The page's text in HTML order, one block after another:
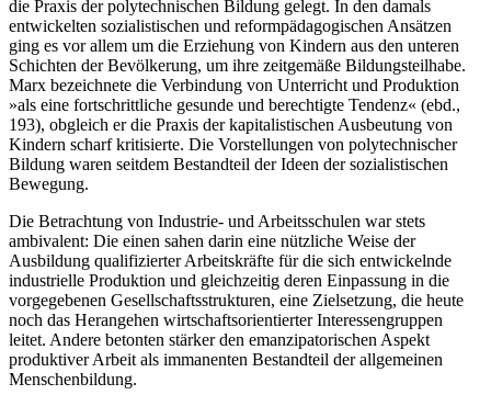
die Praxis der polytechnischen Bildung gelegt. In den damals
entwickelten sozialistischen und reformpädagogischen Ansätzen
ging es vor allem um die Erziehung von Kindern aus den unteren
Schichten der Bevölkerung, um ihre zeitgemäße Bildungsteilhabe.
Marx bezeichnete die Verbindung von Unterricht und Produktion
»als eine fortschrittliche gesunde und berechtigte Tendenz« (ebd.,
193), obgleich er die Praxis der kapitalistischen Ausbeutung von
Kindern scharf kritisierte. Die Vorstellungen von ­polytechnischer
Bildung waren seitdem Bestandteil der Ideen der sozialistischen
Bewegung.
Die Betrachtung von Industrie- und Arbeitsschulen war stets
ambivalent: Die einen sahen darin eine nützliche Weise der
Ausbildung qualifizierter Arbeitskräfte für die sich entwickelnde
industrielle Produktion und gleichzeitig deren Einpassung in die
vorgegebenen Gesellschaftsstrukturen, eine Zielsetzung, die heute
noch das Herangehen wirtschaftsorientierter Interessengruppen
leitet. Andere betonten stärker den emanzipatorischen Aspekt
produktiver Arbeit als immanenten Bestandteil der allgemeinen
Menschenbildung.